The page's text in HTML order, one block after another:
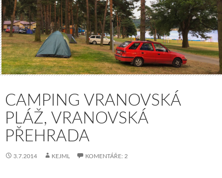
CAMPING VRANOVSKÁ
PLÁŽ, VRANOVSKÁ
PŘEHRADA
3.7.2014 KEJML KOMENTÁŘE: 2